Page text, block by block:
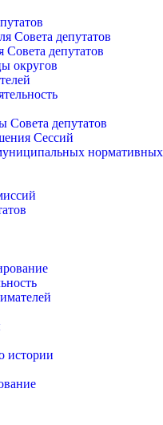
Совета депутатов
депутатов
округов
депутатов
Сессий
нормативных
истории